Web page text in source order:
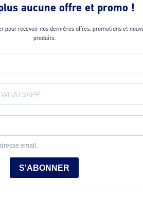
aucune offre et promo !
pour recevoir nos dernières offres, promotions et
produits.
email.
S'ABONNER